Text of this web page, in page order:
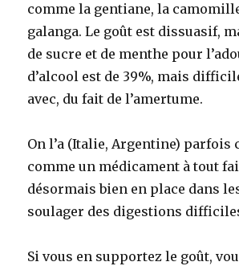
comme la gentiane, la
galanga. Le goût est dissuasif,
de sucre et de menthe pour
d’alcool est de 39%, mais
avec, du fait de l’amertume.
On l’a (Italie, Argentine) parfois
comme un médicament à tout
désormais bien en place dans
soulager des digestions
Si vous en supportez le goût,